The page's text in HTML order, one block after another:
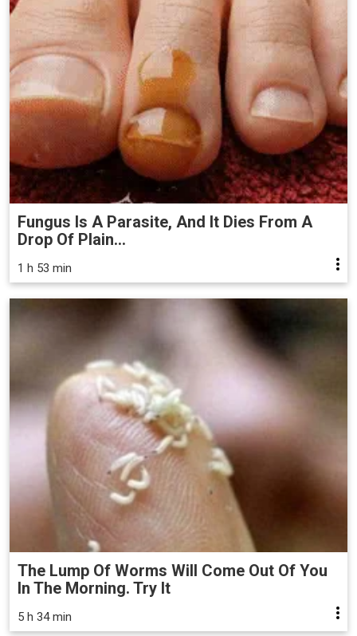
Fungus Is A Parasite, And It Dies From A
Drop Of Plain...
1 h 53 min
The Lump Of Worms Will Come Out Of You
In The Morning. Try It
5 h 34 min